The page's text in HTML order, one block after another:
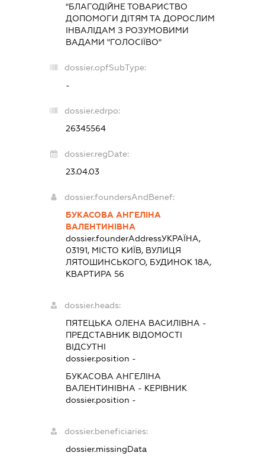
"БЛАГОДІЙНЕ ТОВАРИСТВО
ДОПОМОГИ ДІТЯМ ТА ДОРОСЛИМ
ІНВАЛІДАМ З РОЗУМОВИМИ
ВАДАМИ "ГОЛОСІЇВО"
dossier.opfSubType:
-
dossier.edrpo:
26345564
dossier.regDate:
23.04.03
dossier.foundersAndBenef:
БУКАСОВА АНГЕЛІНА
ВАЛЕНТИНІВНА
dossier.founderAddressУКРАЇНА,
03191, МІСТО КИЇВ, ВУЛИЦЯ
ЛЯТОШИНСЬКОГО, БУДИНОК 18А,
КВАРТИРА 56
dossier.heads:
ПЯТЕЦЬКА ОЛЕНА ВАСИЛІВНА -
ПРЕДСТАВНИК ВІДОМОСТІ
ВІДСУТНІ
dossier.position -
БУКАСОВА АНГЕЛІНА
ВАЛЕНТИНІВНА - КЕРІВНИК
dossier.position -
dossier.beneficiaries:
dossier.missingData